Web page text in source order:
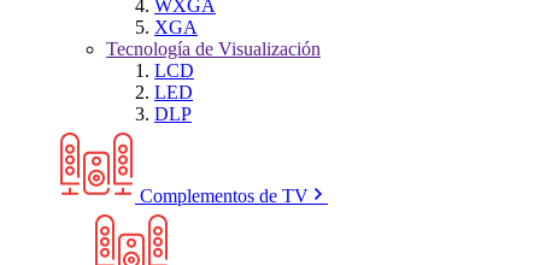
WXGA
XGA
Tecnología de Visualización
LCD
LED
DLP
Complementos de TV